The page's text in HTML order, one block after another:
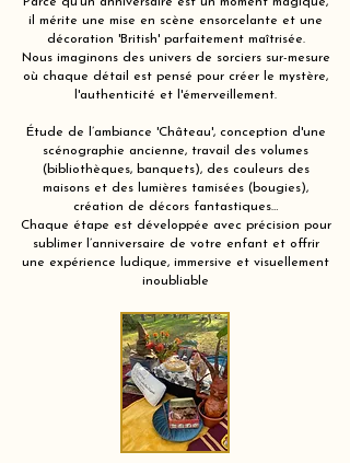
il mérite une mise en scène ensorcelante et une
décoration 'British' parfaitement maîtrisée.
Nous imaginons des univers de sorciers sur-mesure
où chaque détail est pensé pour créer le mystère,
l'authenticité et l'émerveillement.
Étude de l’ambiance 'Château', conception d'une
scénographie ancienne, travail des volumes
(bibliothèques, banquets), des couleurs des
maisons et des lumières tamisées (bougies),
création de décors fantastiques…
Chaque étape est développée avec précision pour
sublimer l’anniversaire de votre enfant et offrir
une expérience ludique, immersive et visuellement
inoubliable